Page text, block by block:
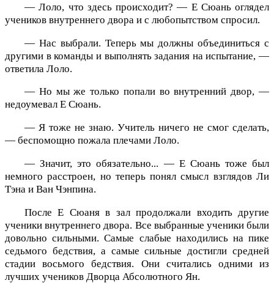
— Лоло, что здесь происходит? — Е Сюань оглядел
учеников внутреннего двора и с любопытством спросил.
— Нас выбрали. Теперь мы должны объединиться с
другими в команды и выполнять задания на испытание, —
ответила Лоло.
— Но мы же только попали во внутренний двор, —
недоумевал Е Сюань.
— Я тоже не знаю. Учитель ничего не смог сделать,
— беспомощно пожала плечами Лоло.
— Значит, это обязательно... — Е Сюань тоже был
немного расстроен, но теперь понял смысл взглядов Ли
Тэна и Ван Чэнпина.
После Е Сюаня в зал продолжали входить другие
ученики внутреннего двора. Все выбранные ученики были
довольно сильными. Самые слабые находились на пике
седьмого бедствия, а самые сильные достигли средней
стадии восьмого бедствия. Они считались одними из
лучших учеников Дворца Абсолютного Ян.